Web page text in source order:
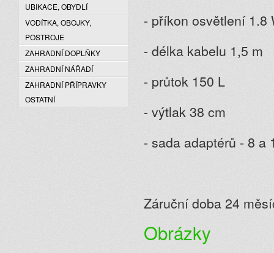
- příkon osvětlení 1.8
- délka kabelu 1,5 m
- průtok 150 L
- výtlak 38 cm
- sada adaptérů - 8 a
Záruční doba 24
Obrázky
UBIKACE, OBYDLÍ
VODÍTKA, OBOJKY,
POSTROJE
ZAHRADNÍ DOPLŇKY
ZAHRADNÍ NÁŘADÍ
ZAHRADNÍ PŘÍPRAVKY
OSTATNÍ